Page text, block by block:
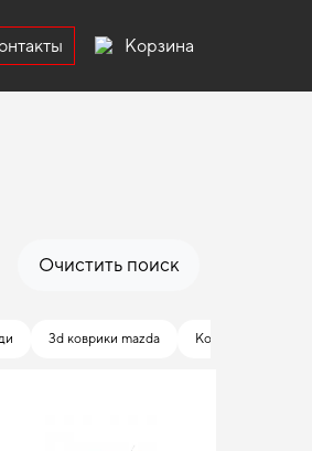
Корзина
Очистить поиск
3d коврики mazda Коврики